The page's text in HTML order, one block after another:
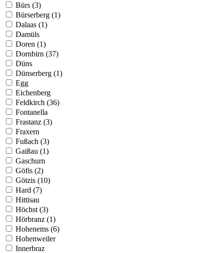
Bürs (3)
Bürserberg (1)
Dalaas (1)
Damüls
Doren (1)
Dornbirn (37)
Düns
Dünserberg (1)
Egg
Eichenberg
Feldkirch (36)
Fontanella
Frastanz (3)
Fraxern
Fußach (3)
Gaißau (1)
Gaschurn
Göfis (2)
Götzis (10)
Hard (7)
Hittisau
Höchst (3)
Hörbranz (1)
Hohenems (6)
Hohenweiler
Innerbraz